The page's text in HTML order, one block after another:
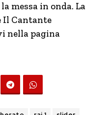
messa in onda. La
Il Cantante
nella pagina